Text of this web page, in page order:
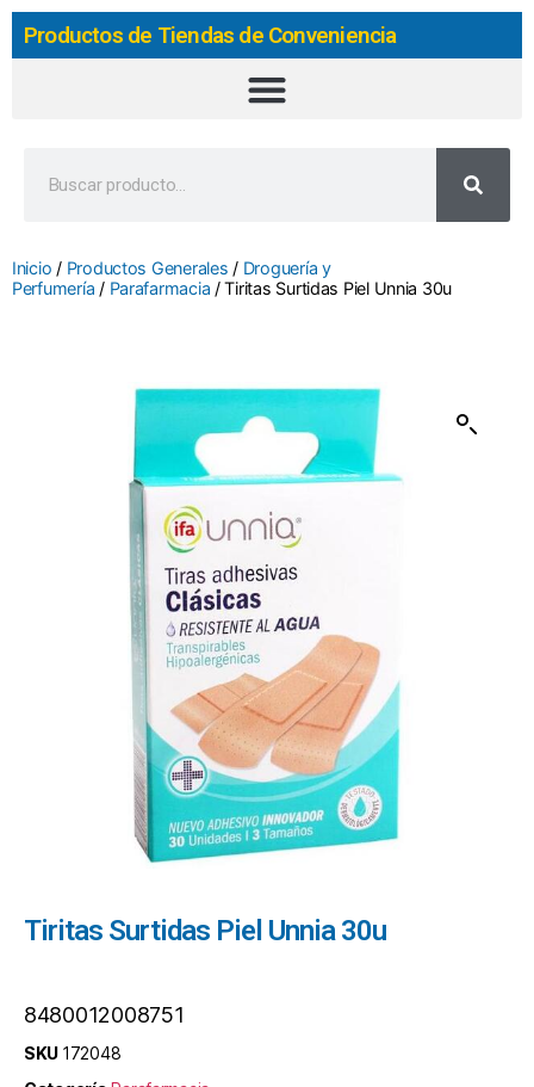
Productos de Tiendas de Conveniencia
Inicio / Productos Generales / Droguería y
Perfumería / Parafarmacia / Tiritas Surtidas Piel Unnia 30u
Tiritas Surtidas Piel Unnia 30u
8480012008751
SKU 172048